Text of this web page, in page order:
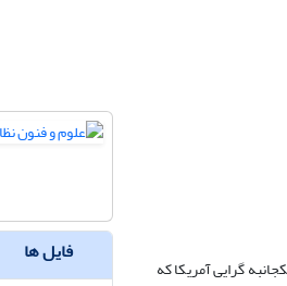
گرایی آمریکا که
فایل ها